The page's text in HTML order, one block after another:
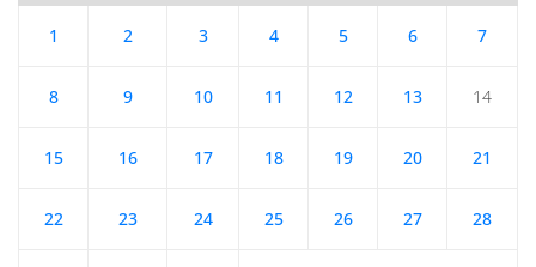
1 2 3 4 5 6 7
8 9 10 11 12 13 14
15 16 17 18 19 20 21
22 23 24 25 26 27 28